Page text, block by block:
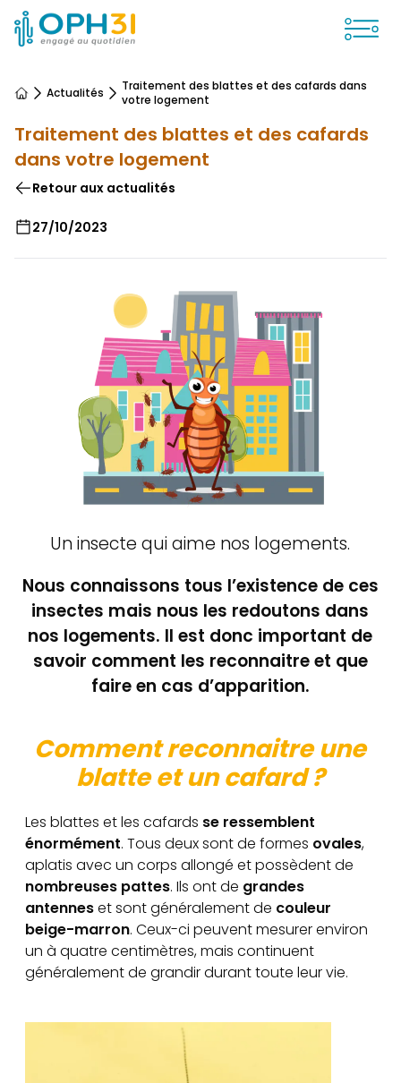
AccueilActualités
Traitement des blattes et des cafards dans
votre logement
Traitement des blattes et des cafards
dans votre logement
Retour aux actualités
27/10/2023
Un insecte qui aime nos logements.
Nous connaissons tous l’existence de ces
insectes mais nous les redoutons dans
nos logements. Il est donc important de
savoir comment les reconnaitre et que
faire en cas d’apparition.
Comment reconnaitre une
blatte et un cafard ?
Les blattes et les cafards se ressemblent
énormément. Tous deux sont de formes ovales,
aplatis avec un corps allongé et possèdent de
nombreuses pattes. Ils ont de grandes
antenneset sont généralement de couleur
beige-marron. Ceux-ci peuvent mesurer environ
un à quatre centimètres, mais continuent
généralement de grandir durant toute leur vie.